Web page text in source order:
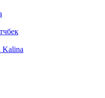
Kalina